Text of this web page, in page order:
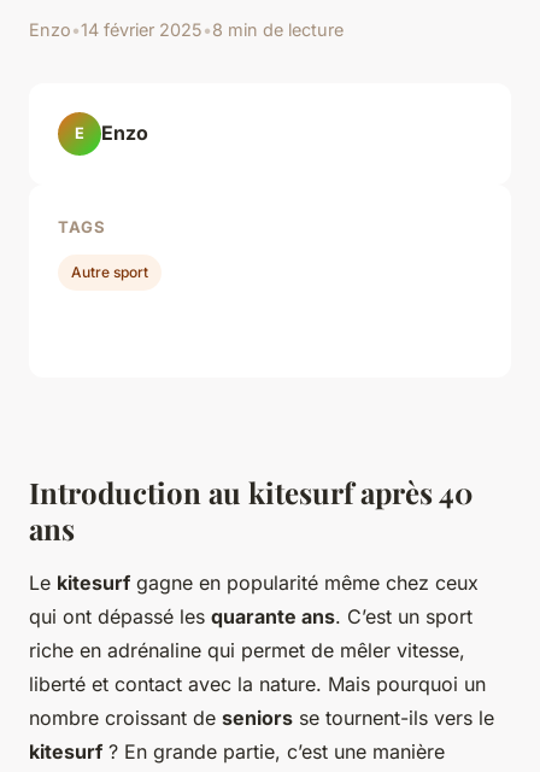
Enzo•14 février 2025•8 min de lecture
Introduction au kitesurf après 40
ans
Le kitesurf gagne en popularité même chez ceux
qui ont dépassé les quarante ans. C’est un sport
riche en adrénaline qui permet de mêler vitesse,
liberté et contact avec la nature. Mais pourquoi un
nombre croissant de seniors se tournent-ils vers le
kitesurf ? En grande partie, c’est une manière
E Enzo
TAGS
Autre sport